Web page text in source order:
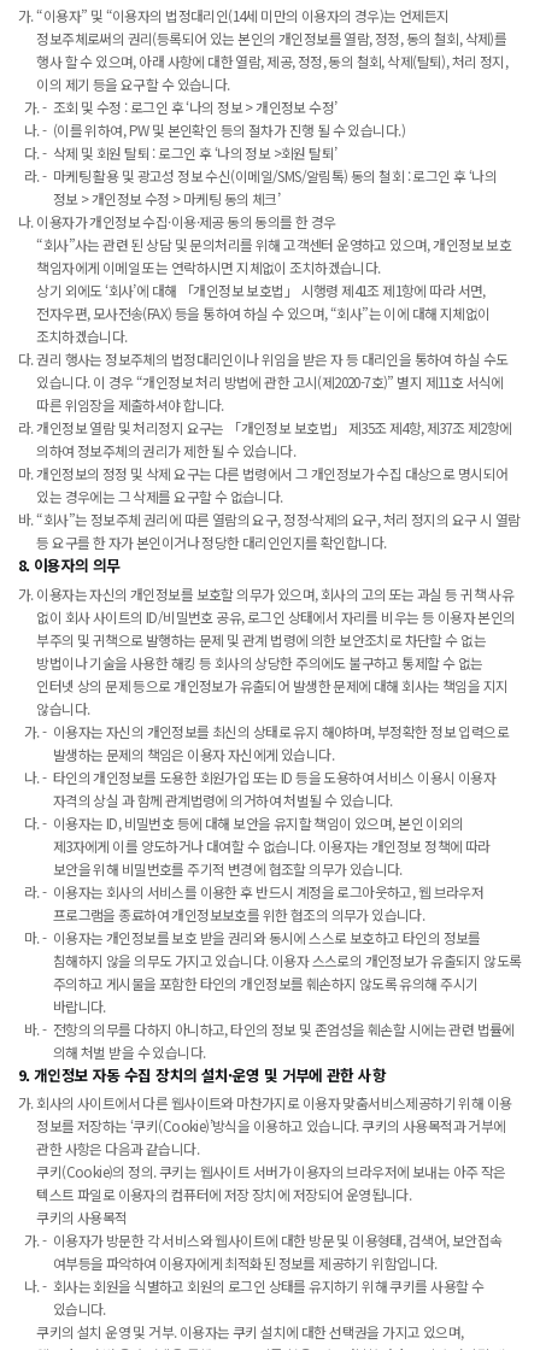
“이용자” 및 “이용자의 법정대리인(14세 미만의 이용자의 경우)는 언제든지
정보주체로써의 권리(등록되어 있는 본인의 개인정보를 열람, 정정, 동의 철회, 삭제)를
행사 할 수 있으며, 아래 사항에 대한 열람, 제공, 정정, 동의 철회, 삭제(탈퇴), 처리 정지,
이의 제기 등을 요구할 수 있습니다.
조회 및 수정 : 로그인 후 ‘나의 정보 > 개인정보 수정’
(이를 위하여, PW 및 본인확인 등의 절차가 진행 될 수 있습니다.)
삭제 및 회원 탈퇴 : 로그인 후 ‘나의 정보 >회원 탈퇴’
마케팅 활용 및 광고성 정보 수신(이메일/SMS/알림톡) 동의 철회 : 로그인 후 ‘나의
정보 > 개인정보 수정 > 마케팅 동의 체크’
이용자가 개인정보 수집·이용·제공 동의 동의를 한 경우
“회사”사는 관련 된 상담 및 문의처리를 위해 고객센터 운영하고 있으며, 개인정보 보호
책임자에게 이메일 또는 연락하시면 지체없이 조치하겠습니다.
상기 외에도 ‘회사’에 대해 「개인정보 보호법」 시행령 제41조 제1항에 따라 서면,
전자우편, 모사전송(FAX) 등을 통하여 하실 수 있으며, “회사”는 이에 대해 지체없이
조치하겠습니다.
권리 행사는 정보주체의 법정대리인이나 위임을 받은 자 등 대리인을 통하여 하실 수도
있습니다. 이 경우 “개인정보 처리 방법에 관한 고시(제2020-7호)” 별지 제11호 서식에
따른 위임장을 제출하셔야 합니다.
개인정보 열람 및 처리정지 요구는 「개인정보 보호법」 제35조 제4항, 제37조 제2항에
의하여 정보주체의 권리가 제한 될 수 있습니다.
개인정보의 정정 및 삭제 요구는 다른 법령에서 그 개인정보가 수집 대상으로 명시되어
있는 경우에는 그 삭제를 요구할 수 없습니다.
“회사”는 정보주체 권리에 따른 열람의 요구, 정정·삭제의 요구, 처리 정지의 요구 시 열람
등 요구를 한 자가 본인이거나 정당한 대리인인지를 확인합니다.
8. 이용자의 의무
이용자는 자신의 개인정보를 보호할 의무가 있으며, 회사의 고의 또는 과실 등 귀책 사유
없이 회사 사이트의 ID/비밀번호 공유, 로그인 상태에서 자리를 비우는 등 이용자 본인의
부주의 및 귀책으로 발행하는 문제 및 관계 법령에 의한 보안조치로 차단할 수 없는
방법이나 기술을 사용한 해킹 등 회사의 상당한 주의에도 불구하고 통제할 수 없는
인터넷 상의 문제 등으로 개인정보가 유출되어 발생한 문제에 대해 회사는 책임을 지지
않습니다.
이용자는 자신의 개인정보를 최신의 상태로 유지 해야하며, 부정확한 정보 입력으로
발생하는 문제의 책임은 이용자 자신에게 있습니다.
타인의 개인정보를 도용한 회원가입 또는 ID 등을 도용하여 서비스 이용시 이용자
자격의 상실 과 함께 관계법령에 의거하여 처벌될 수 있습니다.
이용자는 ID, 비밀번호 등에 대해 보안을 유지할 책임이 있으며, 본인 이외의
제3자에게 이를 양도하거나 대여할 수 없습니다. 이용자는 개인정보 정책에 따라
보안을 위해 비밀번호를 주기적 변경에 협조할 의무가 있습니다.
이용자는 회사의 서비스를 이용한 후 반드시 계정을 로그아웃하고, 웹 브라우저
프로그램을 종료하여 개인정보보호를 위한 협조의 의무가 있습니다.
이용자는 개인정보를 보호 받을 권리와 동시에 스스로 보호하고 타인의 정보를
침해하지 않을 의무도 가지고 있습니다. 이용자 스스로의 개인정보가 유출되지 않도록
주의하고 게시물을 포함한 타인의 개인정보를 훼손하지 않도록 유의해 주시기
바랍니다.
전항의 의무를 다하지 아니하고, 타인의 정보 및 존엄성을 훼손할 시에는 관련 법률에
의해 처벌 받을 수 있습니다.
9. 개인정보 자동 수집 장치의 설치·운영 및 거부에 관한 사항
회사의 사이트에서 다른 웹사이트와 마찬가지로 이용자 맞춤서비스제공하기 위해 이용
정보를 저장하는 ‘쿠키(Cookie)’방식을 이용하고 있습니다. 쿠키의 사용목적과 거부에
관한 사항은 다음과 같습니다.
쿠키(Cookie)의 정의. 쿠키는 웹사이트 서버가 이용자의 브라우저에 보내는 아주 작은
텍스트 파일로 이용자의 컴퓨터에 저장 장치에 저장되어 운영됩니다.
쿠키의 사용목적
이용자가 방문한 각 서비스와 웹사이트에 대한 방문 및 이용형태, 검색어, 보안접속
여부등을 파악하여 이용자에게 최적화된 정보를 제공하기 위함입니다.
회사는 회원을 식별하고 회원의 로그인 상태를 유지하기 위해 쿠키를 사용할 수
있습니다.
쿠키의 설치 운영 및 거부. 이용자는 쿠키 설치에 대한 선택권을 가지고 있으며,